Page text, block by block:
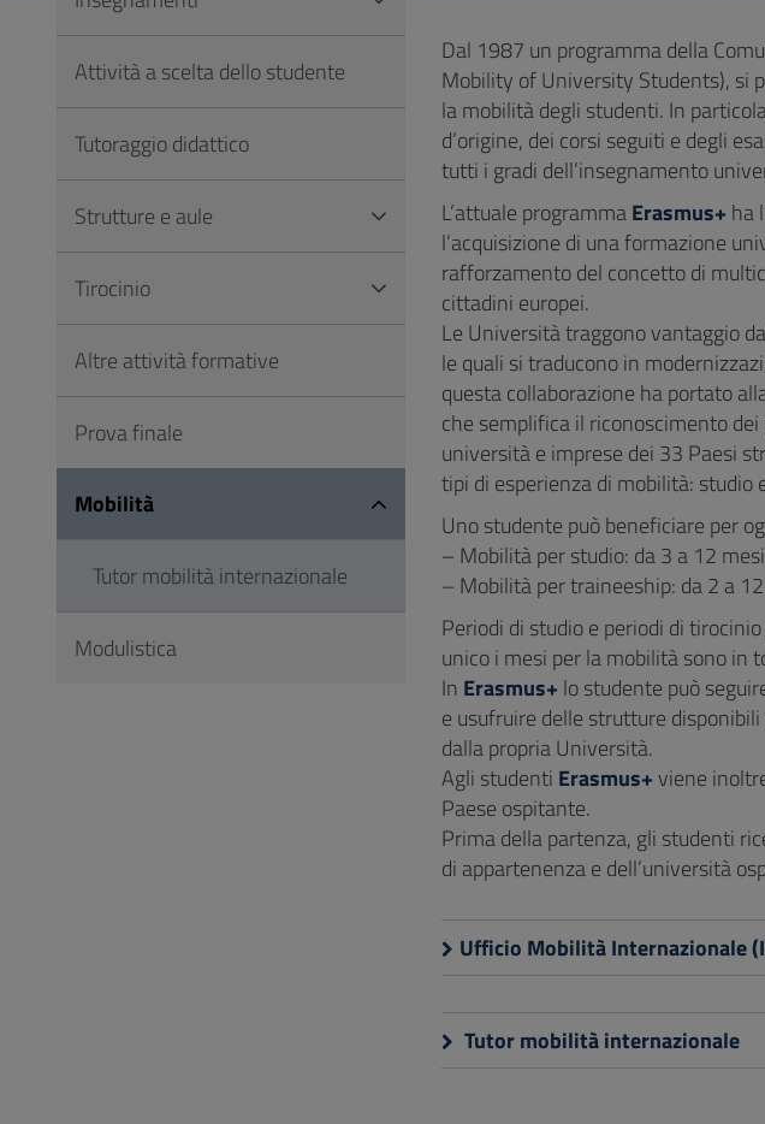
Footer
Dal 1987 un programma della
Mobility of University Students), si
la mobilità degli studenti. In
d’origine, dei corsi seguiti e degli
tutti i gradi dell’insegnamento
L’attuale programmaErasmus+ ha
l’acquisizione di una formazione
rafforzamento del concetto di
cittadini europei.
Le Università traggono vantaggio
le quali si traducono in
questa collaborazione ha portato
che semplifica il riconoscimento
università e imprese dei 33 Paesi
tipi di esperienza di mobilità: studio
Uno studente può beneficiare per
– Mobilità per studio: da 3 a 12 mesi
– Mobilità per traineeship: da 2 a
Periodi di studio e periodi di
unico i mesi per la mobilità sono in
In Erasmus+ lo studente può
e usufruire delle strutture
dalla propria Università.
Agli studenti Erasmus+viene
Paese ospitante.
Prima della partenza, gli studenti
di appartenenza e dell’università
Ufficio Mobilità Internazionale
Tutor mobilità internazionale
Attività a scelta dello studente
Tutoraggio didattico
Strutture e aule
Tirocinio
Altre attività formative
Prova finale
Mobilità
Tutor mobilità internazionale
Modulistica